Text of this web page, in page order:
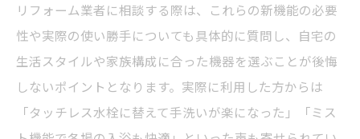
リフォーム業者に相談する際は、これらの新機能の必要
性や実際の使い勝手についても具体的に質問し、自宅の
生活スタイルや家族構成に合った機器を選ぶことが後悔
しないポイントとなります。実際に利用した方からは
「タッチレス水栓に替えて手洗いが楽になった」「ミス